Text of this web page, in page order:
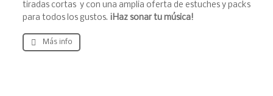
tiradas cortas y con una amplia oferta de estuches y packs
para todos los gustos. ¡Haz sonar tu música!
Más info